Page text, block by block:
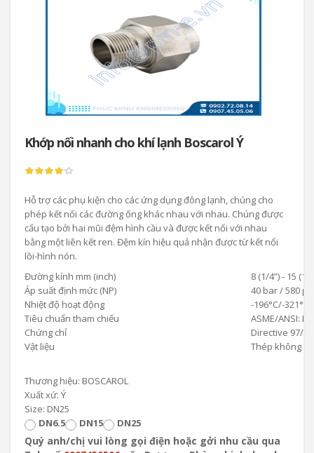
Khớp nối nhanh cho khí lạnh Boscarol Ý
Hỗ trợ các phụ kiện cho các ứng dụng đông lạnh, chúng cho
phép kết nối các đường ống khác nhau với nhau. Chúng được
cấu tạo bởi hai mũi đệm hình cầu và được kết nối với nhau
bằng một liên kết ren. Đệm kín hiệu quả nhận được từ kết nối
lồi-hình nón.
Đường kính mm (inch)
8 (1/4”) - 15 (1/
Áp suất định mức (NP)
40 bar / 580 psi
Nhiệt độ hoạt động
-196°C/-321°F
Tiêu chuẩn tham chiếu
ASME/ANSI:
Chứng chỉ
Directive 97/
Vật liệu
Thép không gỉ
Thương hiệu: BOSCAROL
Xuất xứ: Ý
Size: DN25
DN6.5
DN15 DN25
Quý anh/chị vui lòng gọi điện hoặc gởi nhu cầu qua